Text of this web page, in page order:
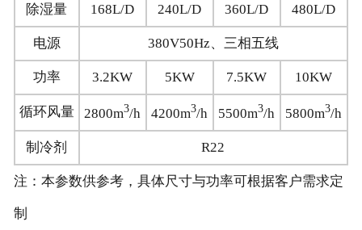
除湿量 168L/D 240L/D 360L/D 480L/D
电源 380V50Hz、三相五线
功率 3.2KW 5KW 7.5KW 10KW
循环风量 2800m3/h 4200m3/h 5500m3/h 5800m3/h
制冷剂 R22
注：本参数供参考，具体尺寸与功率可根据客户需求定
制